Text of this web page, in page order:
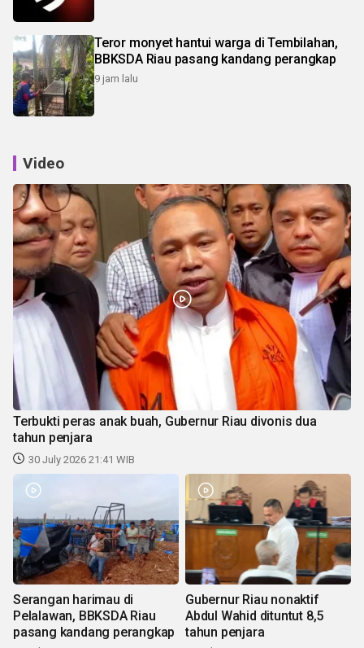
Teror monyet hantui warga di Tembilahan,
BBKSDA Riau pasang kandang perangkap
9 jam lalu
Video
Terbukti peras anak buah, Gubernur Riau divonis dua
tahun penjara
30 July 2026 21:41 WIB
Serangan harimau di
Pelalawan, BBKSDA Riau
pasang kandang perangkap
Gubernur Riau nonaktif
Abdul Wahid dituntut 8,5
tahun penjara